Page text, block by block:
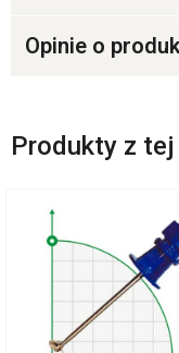
Opinie o
Produkty z